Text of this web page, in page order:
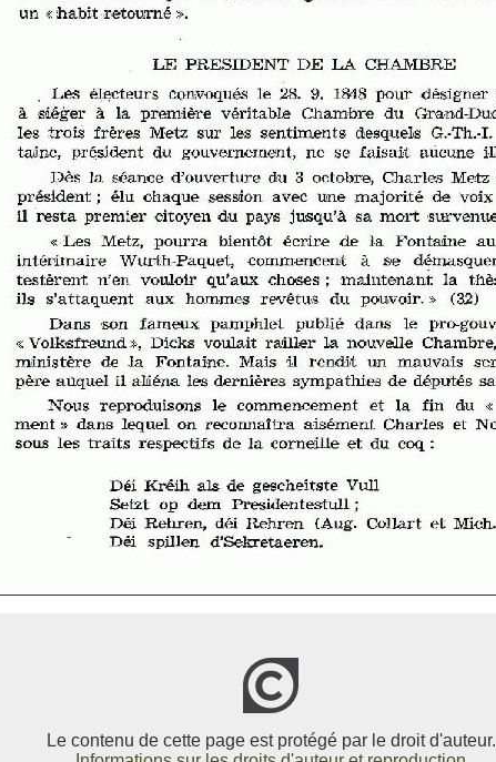
Le contenu de cette page est protégé par le droit d'auteur.